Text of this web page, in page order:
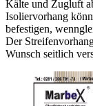
Kälte und Zugluft
Isoliervorhang
befestigen,
Der
Wunsch seitlich